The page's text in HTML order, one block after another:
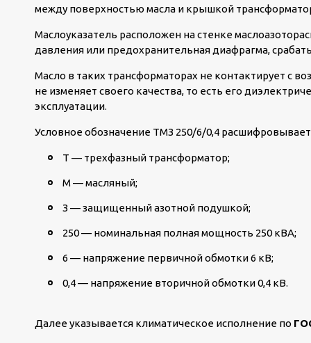
между поверхностью масла и крышкой
Маслоуказатель расположен на стенке
давления или предохранительная диафрагма,
Масло в таких трансформаторах не контактирует с
не изменяет своего качества, то есть его
эксплуатации.
Условное обозначение ТМЗ 250/6/0,4
Т — трехфазный трансформатор;
М — масляный;
З — защищенный азотной подушкой;
250 — номинальная полная мощность 250 кВА;
6 — напряжение первичной обмотки 6 кВ;
0,4 — напряжение вторичной обмотки 0,4 кВ.
Далее указывается климатическое исполнение по